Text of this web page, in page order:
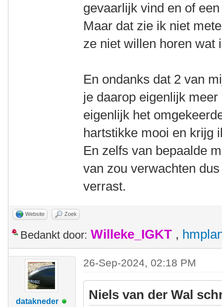
gevaarlijk vind en of
Maar dat zie ik niet
ze niet willen horen
En ondanks dat 2 van
je daarop eigenlijk
eigenlijk het
hartstikke mooi en krijg
En zelfs van bepaalde
van zou verwachten
verrast.
Website Zoek
Bedankt door: Willeke_IGKT ,
datakneder
26-Sep-2024, 02:18 PM
Niels van der Wal